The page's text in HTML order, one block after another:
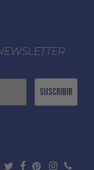
Suscribir
twitterfacebook
pinterestinstagram
phone